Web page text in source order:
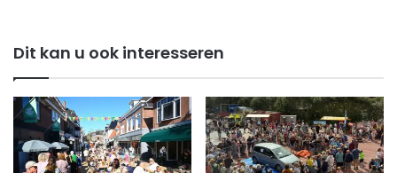
Dit kan u ook interesseren